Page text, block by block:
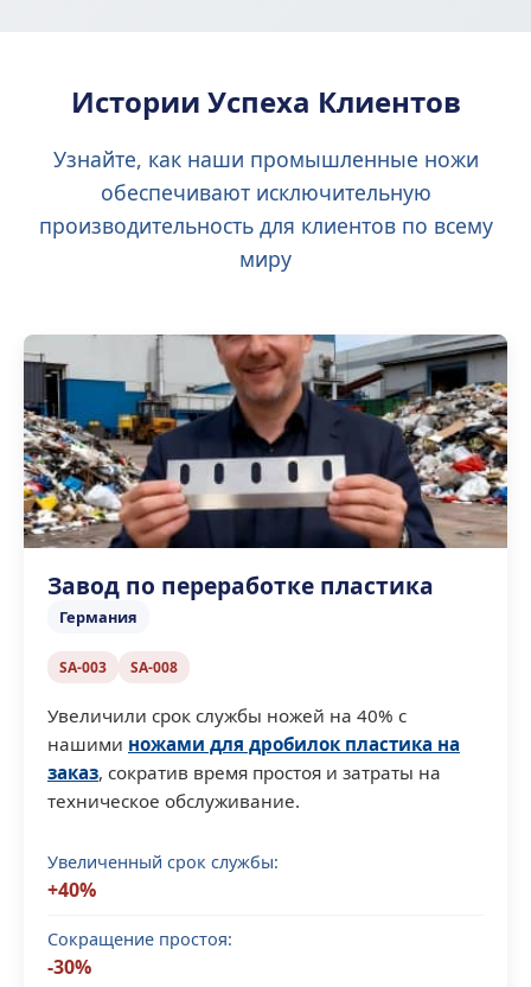
Истории Успеха Клиентов
Узнайте, как наши промышленные ножи
обеспечивают исключительную
производительность для клиентов по всему
миру
Завод по переработке пластика
Германия
SA-003 SA-008
Увеличили срок службы ножей на 40% с
нашими ножами для дробилок пластика на
заказ, сократив время простоя и затраты на
техническое обслуживание.
Увеличенный срок службы:
+40%
Сокращение простоя:
-30%